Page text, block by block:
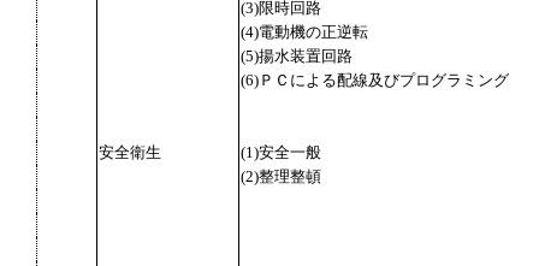
(3)限時回路
(4)電動機の正逆転
(5)揚水装置回路
(6)ＰＣによる配線及びプログラミング
安全衛生
(1)安全一般
(2)整理整頓